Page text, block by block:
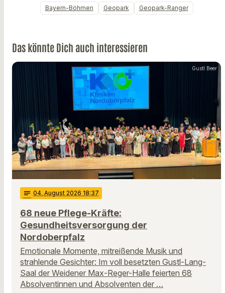
Bayern-Böhmen Geopark Geopark-Ranger
Das könnte Dich auch interessieren
Gustl Beer
notes 04. August 2026 18:37
68 neue Pflege-Kräfte:
Gesundheitsversorgung der
Nordoberpfalz
Emotionale Momente, mitreißende Musik und
strahlende Gesichter: Im voll besetzten Gustl-Lang-
Saal der Weidener Max-Reger-Halle feierten 68
Absolventinnen und Absolventen der …